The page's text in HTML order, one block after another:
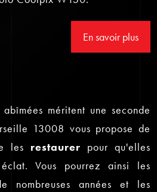
En savoir plus
méritent une seconde
13008 vous propose de
les restaurer pour qu'elles
Vous pourrez ainsi les
nombreuses années et les